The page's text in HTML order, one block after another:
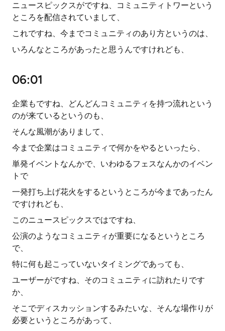
ニュースピックスがですね、コミュニティトワーという
ところを配信されていまして、
これですね、今までコミュニティのあり方というのは、
いろんなところがあったと思うんですけれども、
06:01
企業もですね、どんどんコミュニティを持つ流れという
のが来ているというのも、
そんな風潮がありまして、
今まで企業はコミュニティで何かをやるといったら、
単発イベントなんかで、いわゆるフェスなんかのイベン
トで
一発打ち上げ花火をするというところが今まであったん
ですけれども、
このニュースピックスではですね、
公演のようなコミュニティが重要になるというところ
で、
特に何も起こっていないタイミングであっても、
ユーザーがですね、そのコミュニティに訪れたりです
か、
そこでディスカッションするみたいな、そんな場作りが
必要というところがあって、